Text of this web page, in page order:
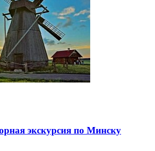
экскурсия по Минску